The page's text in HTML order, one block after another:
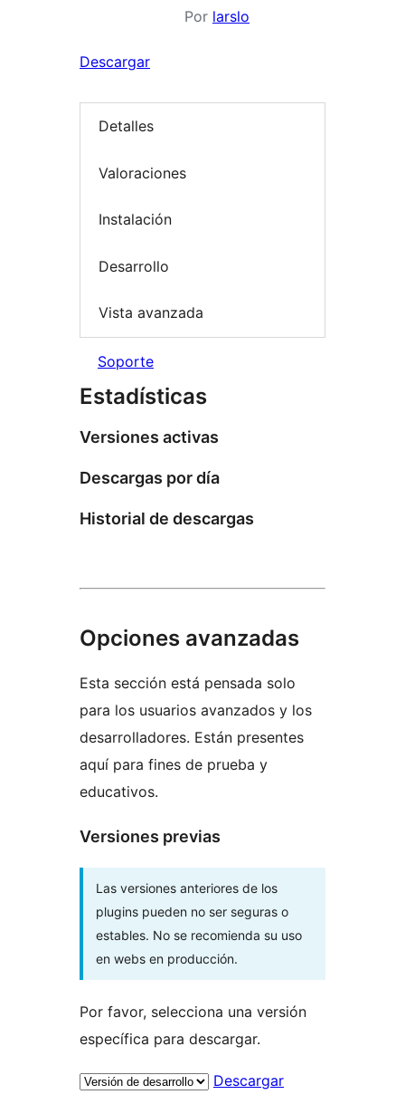
Por larslo
Descargar
Detalles
Valoraciones
Instalación
Desarrollo
Vista avanzada
Soporte
Estadísticas
Versiones activas
Descargas por día
Historial de descargas
Opciones avanzadas
Esta sección está pensada solo
para los usuarios avanzados y los
desarrolladores. Están presentes
aquí para fines de prueba y
educativos.
Versiones previas
Las versiones anteriores de los
plugins pueden no ser seguras o
estables. No se recomienda su uso
en webs en producción.
Por favor, selecciona una versión
específica para descargar.
Descargar